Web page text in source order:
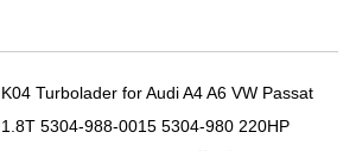
K04 Turbolader for Audi A4 A6 VW Passat
1.8T 5304-988-0015 5304-980 220HP